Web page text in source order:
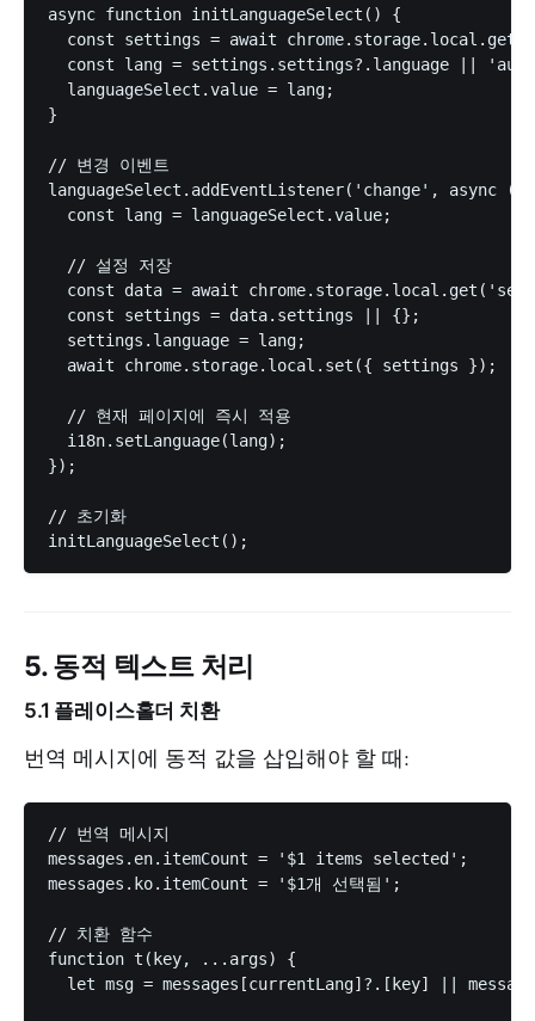
async function initLanguageSelect() {
const settings = await
const lang = settings.settings?.language ||
  languageSelect.value = lang;
}
// 변경 이벤트
languageSelect.addEventListener('change', async ()
  const lang = languageSelect.value;
  // 설정 저장
const data = await
  const settings = data.settings || {};
  settings.language = lang;
  await chrome.storage.local.set({ settings });
  // 현재 페이지에 즉시 적용
  i18n.setLanguage(lang);
});
// 초기화
5. 동적 텍스트 처리
5.1 플레이스홀더 치환
번역 메시지에 동적 값을 삽입해야 할 때:
// 번역 메시지
messages.en.itemCount = '$1 items selected';
messages.ko.itemCount = '$1개 선택됨';
// 치환 함수
function t(key, ...args) {
let msg = messages[currentLang]?.[key] ||